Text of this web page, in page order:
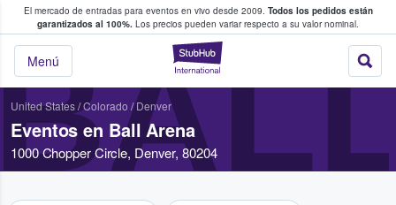
El mercado de entradas para eventos en vivo desde 2009. Todos los pedidos están
garantizados al 100%. Los precios pueden variar respecto a su valor nominal.
StubHub:
Menú
y venta de entradas entre fans
United States/Colorado / Denver
Eventos en Ball Arena
1000 Chopper Circle, Denver, 80204